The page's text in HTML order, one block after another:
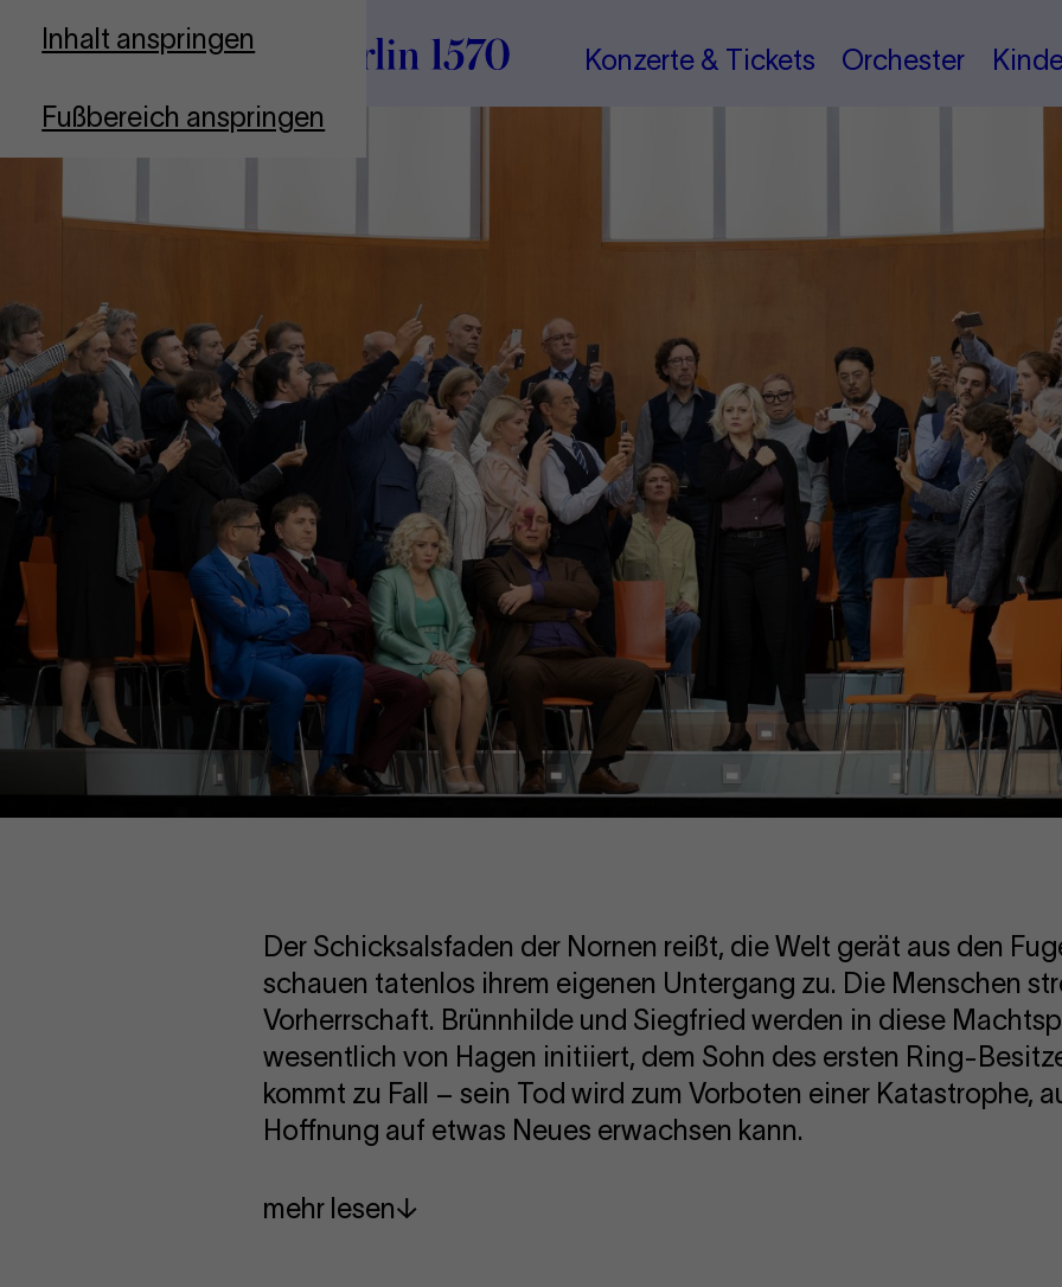
Inhalt anspringen
Fußbereich anspringen
Zur Startseite
Konzerte & Tickets Orchester
Der Schicksalsfaden der Nornen reißt, die Welt gerät aus den
schauen tatenlos ihrem eigenen Untergang zu. Die Menschen
Vorherrschaft. Brünnhilde und Siegfried werden in diese
wesentlich von Hagen initiiert, dem Sohn des ersten Ring-
kommt zu Fall – sein Tod wird zum Vorboten einer Katastrophe,
Hoffnung auf etwas Neues erwachsen kann.
mehr lesen